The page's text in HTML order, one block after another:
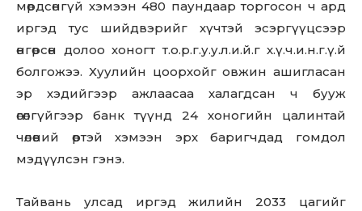
мөрдсөнгүй хэмээн 480 паундаар торгосон ч ард
иргэд тус шийдвэрийг хүчтэй эсэргүүцсээр
өнгөрсөн долоо хоногт т.о.р.г.у.у.л.и.й.г х.ү.ч.и.н.г.ү.й
болгожээ. Хуулийн цоорхойг овжин ашигласан
эр хэдийгээр ажлаасаа халагдсан ч бууж
өгөлгүйгээр банк түүнд 24 хоногийн цалинтай
чөлөөний өртэй хэмээн эрх баригчдад гомдол
мэдүүлсэн гэнэ.
Тайвань улсад иргэд жилийн 2033 цагийг